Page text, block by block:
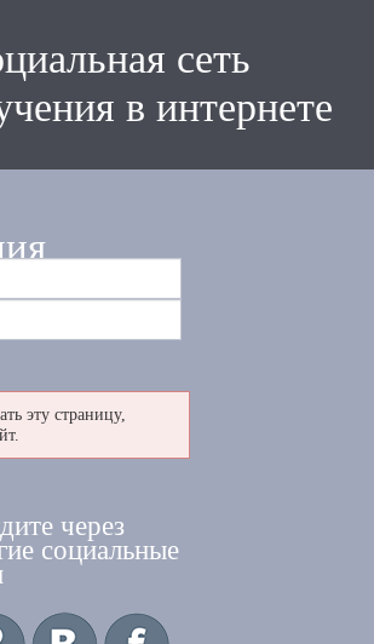
сеть
в интернете
эту страницу,
через
социальные